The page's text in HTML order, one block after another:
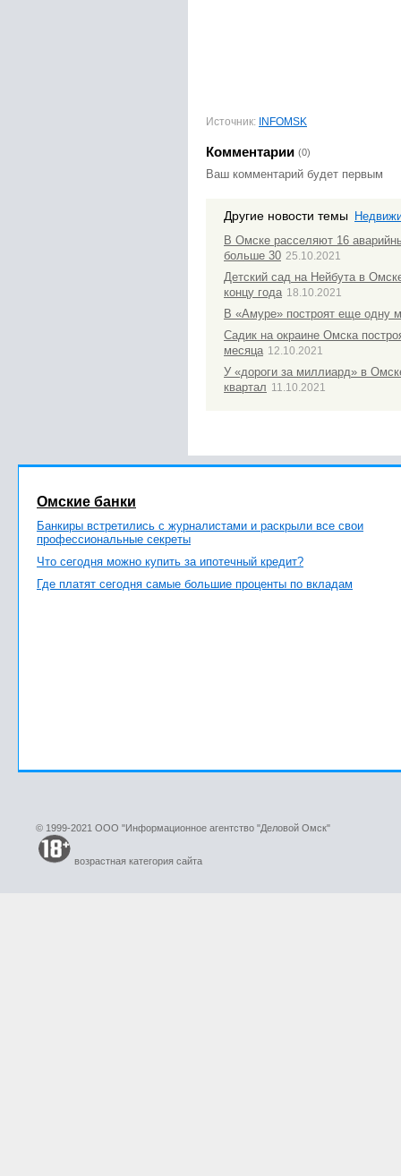
Источник: INFOMSK
Комментарии (0)
Ваш комментарий будет первым
Другие новости темы
В Омске расселяют 16
больше 30 25.10.2021
Детский сад на Нейбута в
концу года 18.10.2021
В «Амуре» построят еще одну
Садик на окраине Омска
месяца 12.10.2021
У «дороги за миллиард» в
квартал 11.10.2021
Омские банки
Банкиры встретились с журналистами и раскрыли все свои
профессиональные секреты
Что сегодня можно купить за ипотечный кредит?
Где платят сегодня самые большие проценты по вкладам
© 1999-2021 ООО "Информационное агентство "Деловой Омск"
возрастная категория сайта